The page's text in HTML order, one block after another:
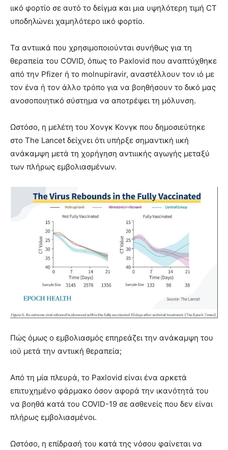
ιικό φορτίο σε αυτό το δείγμα και μια υψηλότερη τιμή CT
υποδηλώνει χαμηλότερο ιικό φορτίο.
Τα αντιιικά που χρησιμοποιούνται συνήθως για τη
θεραπεία του COVID, όπως το Paxlovid που αναπτύχθηκε
από την Pfizer ή το molnupiravir, αναστέλλουν τον ιό με
τον ένα ή τον άλλο τρόπο για να βοηθήσουν το δικό μας
ανοσοποιητικό σύστημα να αποτρέψει τη μόλυνση.
Ωστόσο, η μελέτη του Χονγκ Κονγκ που δημοσιεύτηκε
στο The Lancet δείχνει ότι υπήρξε σημαντική ιική
ανάκαμψη μετά τη χορήγηση αντιιικής αγωγής μεταξύ
των πλήρως εμβολιασμένων.
Πώς όμως ο εμβολιασμός επηρεάζει την ανάκαμψη του
ιού μετά την αντιική θεραπεία;
Από τη μία πλευρά, το Paxlovid είναι ένα αρκετά
επιτυχημένο φάρμακο όσον αφορά την ικανότητά του
να βοηθά κατά του COVID-19 σε ασθενείς που δεν είναι
πλήρως εμβολιασμένοι.
Ωστόσο, η επίδρασή του κατά της νόσου φαίνεται να